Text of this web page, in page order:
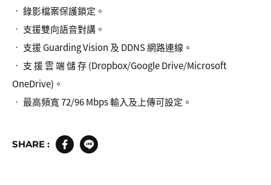
• 錄影檔案保護鎖定。
• 支援雙向語音對講。
• 支援 Guarding Vision 及 DDNS 網路連線。
• 支 援 雲 端 儲 存 (Dropbox/Google Drive/Microsoft
OneDrive)。
• 最高頻寬 72/96 Mbps 輸入及上傳可設定。
SHARE :